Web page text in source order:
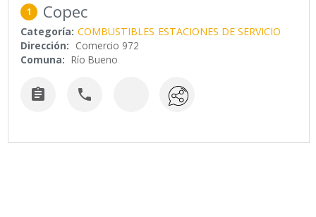
1 Copec
Categoría: COMBUSTIBLES ESTACIONES DE SERVICIO
Dirección: Comercio 972
Comuna: Río Bueno
 